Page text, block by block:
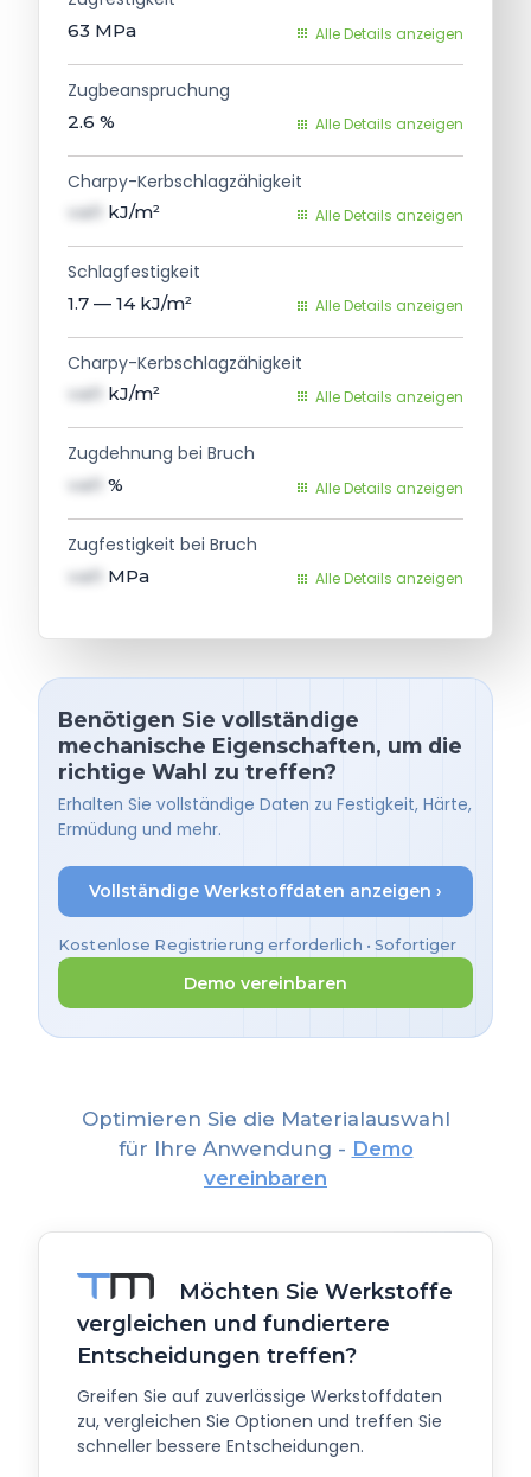
63 MPa Alle Details anzeigen
Zugbeanspruchung
2.6 % Alle Details anzeigen
Charpy-Kerbschlagzähigkeit
val1 kJ/m² Alle Details anzeigen
Schlagfestigkeit
1.7 — 14 kJ/m² Alle Details anzeigen
Charpy-Kerbschlagzähigkeit
val1 kJ/m² Alle Details anzeigen
Zugdehnung bei Bruch
val1 % Alle Details anzeigen
Zugfestigkeit bei Bruch
val1 MPa Alle Details anzeigen
Benötigen Sie vollständige
mechanische Eigenschaften, um die
richtige Wahl zu treffen?
Erhalten Sie vollständige Daten zu Festigkeit, Härte,
Ermüdung und mehr.
Vollständige Werkstoffdaten anzeigen ›
Kostenlose Registrierung erforderlich • Sofortiger
Zugriff
Demo vereinbaren
Optimieren Sie die Materialauswahl
für Ihre Anwendung - Demo
vereinbaren
Möchten Sie Werkstoffe
vergleichen und fundiertere
Entscheidungen treffen?
Greifen Sie auf zuverlässige Werkstoffdaten
zu, vergleichen Sie Optionen und treffen Sie
schneller bessere Entscheidungen.